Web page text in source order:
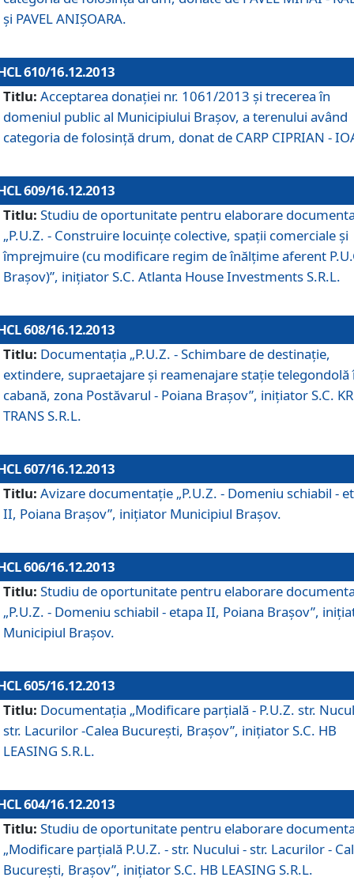
şi PAVEL ANIŞOARA.
610/16.12.2013
Titlu: Acceptarea donaţiei nr. 1061/2013 şi trecerea în
domeniul public al Municipiului Braşov, a terenului având
categoria de folosinţă drum, donat de CARP CIPRIAN -
609/16.12.2013
Titlu: Studiu de oportunitate pentru elaborare
„P.U.Z. - Construire locuinţe colective, spaţii comerciale şi
împrejmuire (cu modificare regim de înălţime aferent
Braşov)”, iniţiator S.C. Atlanta House Investments S.R.L.
608/16.12.2013
Titlu: Documentaţia „P.U.Z. - Schimbare de destinaţie,
extindere, supraetajare şi reamenajare staţie telegondolă
cabană, zona Postăvarul - Poiana Braşov”, iniţiator S.C.
TRANS S.R.L.
607/16.12.2013
Titlu: Avizare documentaţie „P.U.Z. - Domeniu schiabil -
II, Poiana Braşov”, iniţiator Municipiul Braşov.
606/16.12.2013
Titlu: Studiu de oportunitate pentru elaborare
„P.U.Z. - Domeniu schiabil - etapa II, Poiana Braşov”,
Municipiul Braşov.
605/16.12.2013
Titlu: Documentaţia „Modificare parţială - P.U.Z. str.
str. Lacurilor -Calea Bucureşti, Braşov”, iniţiator S.C. HB
LEASING S.R.L.
604/16.12.2013
Titlu: Studiu de oportunitate pentru elaborare
„Modificare parţială P.U.Z. - str. Nucului - str. Lacurilor -
Bucureşti, Braşov”, iniţiator S.C. HB LEASING S.R.L.